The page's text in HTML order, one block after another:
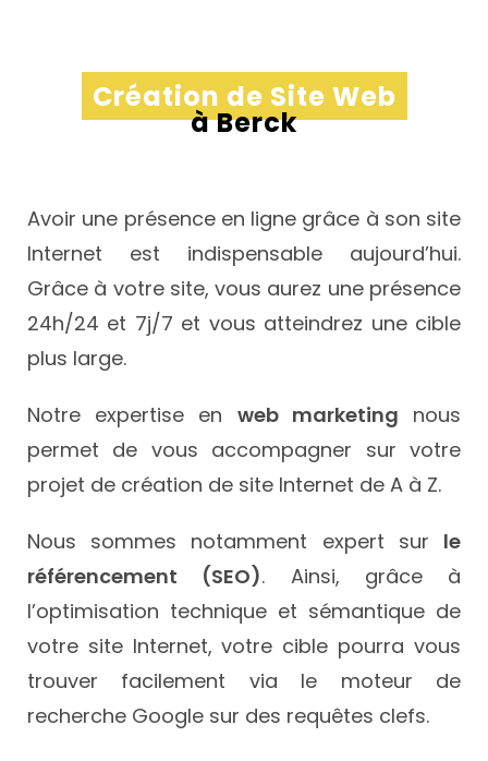
Création de Site Web
à Berck
Avoir une présence en ligne grâce à son site
Internet est indispensable aujourd’hui.
Grâce à votre site, vous aurez une présence
24h/24 et 7j/7 et vous atteindrez une cible
plus large.
Notre expertise en web marketing nous
permet de vous accompagner sur votre
projet de création de site Internet de A à Z.
Nous sommes notamment expert sur le
référencement (SEO). Ainsi, grâce à
l’optimisation technique et sémantique de
votre site Internet, votre cible pourra vous
trouver facilement via le moteur de
recherche Google sur des requêtes clefs.